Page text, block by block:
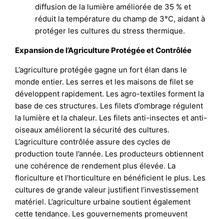
diffusion de la lumière améliorée de 35 % et
réduit la température du champ de 3°C, aidant à
protéger les cultures du stress thermique.
Expansion de l’Agriculture Protégée et Contrôlée
L’agriculture protégée gagne un fort élan dans le
monde entier. Les serres et les maisons de filet se
développent rapidement. Les agro-textiles forment la
base de ces structures. Les filets d’ombrage régulent
la lumière et la chaleur. Les filets anti-insectes et anti-
oiseaux améliorent la sécurité des cultures.
L’agriculture contrôlée assure des cycles de
production toute l’année. Les producteurs obtiennent
une cohérence de rendement plus élevée. La
floriculture et l’horticulture en bénéficient le plus. Les
cultures de grande valeur justifient l’investissement
matériel. L’agriculture urbaine soutient également
cette tendance. Les gouvernements promeuvent